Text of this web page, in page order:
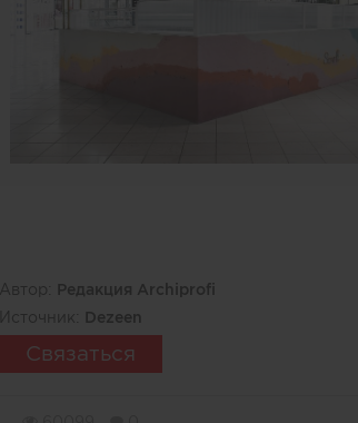
Автор: Редакция Archiprofi
Источник:
Dezeen
Связаться